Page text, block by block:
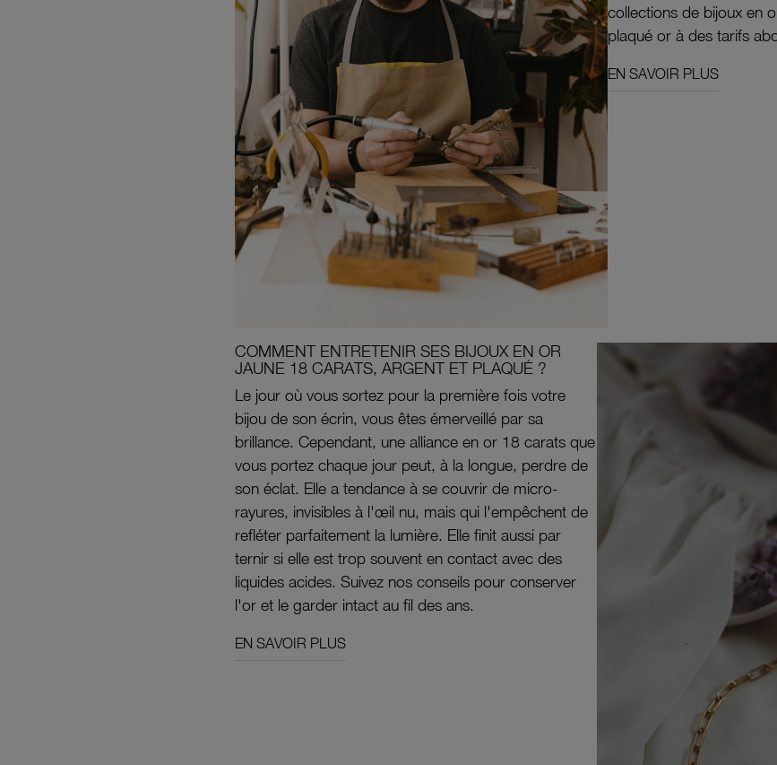
collections de bijoux en
plaqué or à des tarifs
EN SAVOIR PLUS
COMMENT ENTRETENIR SES BIJOUX EN OR
JAUNE 18 CARATS, ARGENT ET PLAQUÉ ?
Le jour où vous sortez pour la première fois votre
bijou de son écrin, vous êtes émerveillé par sa
brillance. Cependant, une alliance en or 18 carats que
vous portez chaque jour peut, à la longue, perdre de
son éclat. Elle a tendance à se couvrir de micro-
rayures, invisibles à l'œil nu, mais qui l'empêchent de
refléter parfaitement la lumière. Elle finit aussi par
ternir si elle est trop souvent en contact avec des
liquides acides. Suivez nos conseils pour conserver
l'or et le garder intact au fil des ans.
EN SAVOIR PLUS